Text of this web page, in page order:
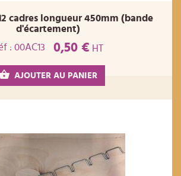
cadres longueur 450mm (bande
d'écartement)
: 00AC13
0,50 € HT
AJOUTER AU PANIER